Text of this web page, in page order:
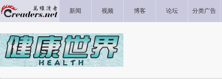
新闻 视频 博客 论坛 分类广告